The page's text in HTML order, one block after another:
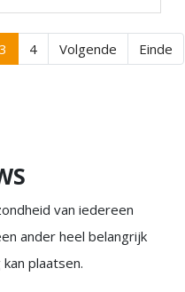
3 4 Volgende Einde
van iedereen
ander heel belangrijk
plaatsen.